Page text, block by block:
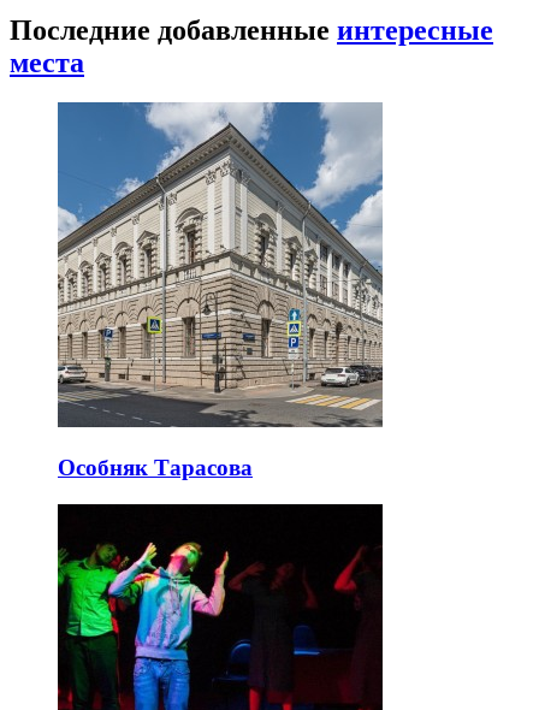
Последние добавленные интересные
места
Особняк Тарасова